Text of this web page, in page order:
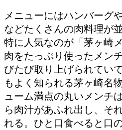
メニューにはハンバーグ
などたくさんの肉料理が
特に人気なのが「茅ヶ崎
肉をたっぷり使ったメン
びたび取り上げられてい
もよく知られる茅ヶ崎名
ューム満点の丸いメンチ
ら肉汁があふれ出し、そ
れる。ひと口食べると口